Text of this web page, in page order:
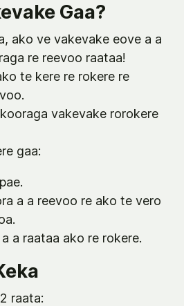
Gaa?
ako ve vakevake eove a a
re reevoo raataa!
te kere re rokere re
vakevake rorokere
gaa:
a a reevoo re ako te vero
a raataa ako re rokere.
raata: